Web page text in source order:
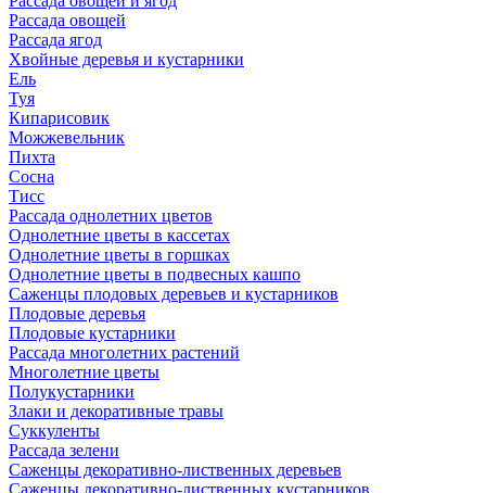
Рассада овощей
Рассада ягод
Хвойные деревья и кустарники
Ель
Туя
Кипарисовик
Можжевельник
Пихта
Сосна
Тисc
Рассада однолетних цветов
Однолетние цветы в кассетах
Однолетние цветы в горшках
Однолетние цветы в подвесных кашпо
Саженцы плодовых деревьев и кустарников
Плодовые деревья
Плодовые кустарники
Рассада многолетних растений
Многолетние цветы
Полукустарники
Злаки и декоративные травы
Суккуленты
Рассада зелени
Саженцы декоративно-лиственных деревьев
Саженцы декоративно-лиственных кустарников